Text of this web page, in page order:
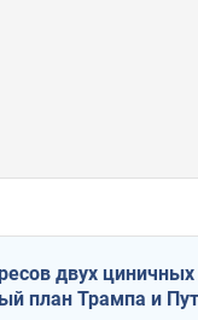
двух циничных
план Трампа и